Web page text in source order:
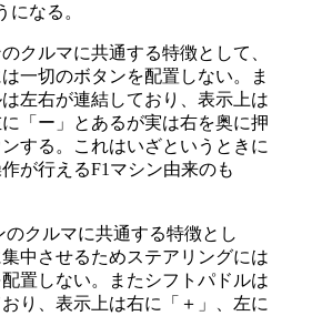
になる。
クルマに共通する特徴とし
中させるためステアリングには
置しない。またシフトパドルは
り、表示上は右に「＋」、左に